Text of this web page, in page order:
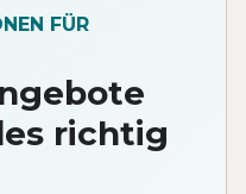
FÜR
richtig